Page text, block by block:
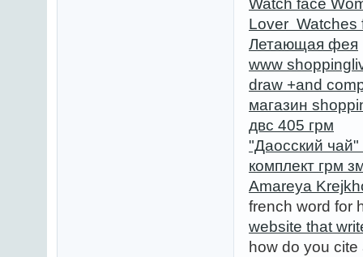
Watch face
Lover Watches
Летающая фея
www
draw +and
магазин
двс 405 грм
"Даосский
комплект грм
Amareya
french word for
website that
how do you